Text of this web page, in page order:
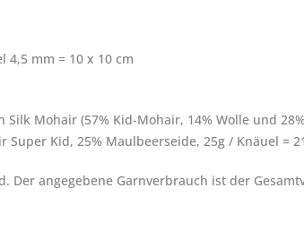
4,5 mm = 10 x 10 cm
Silk Mohair (57% Kid-Mohair, 14% Wolle und
Super Kid, 25% Maulbeerseide, 25g / Knäuel =
Der angegebene Garnverbrauch ist der